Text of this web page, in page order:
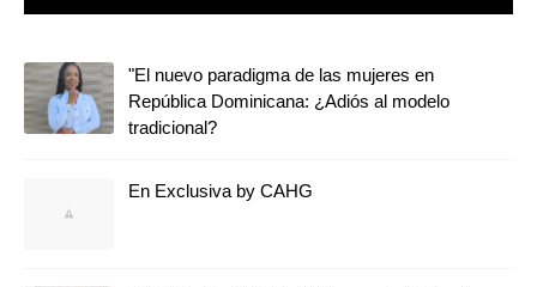
"El nuevo paradigma de las mujeres en
República Dominicana: ¿Adiós al modelo
tradicional?
En Exclusiva by CAHG